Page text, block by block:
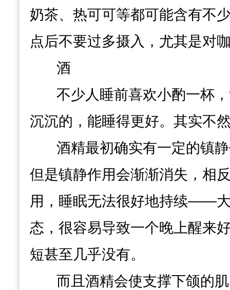
奶茶、热可可等都可能含有不
点后不要过多摄入，尤其是对
酒
不少人睡前喜欢小酌一杯
沉沉的，能睡得更好。其实不
酒精最初确实有一定的镇
但是镇静作用会渐渐消失，相
用， 睡眠无法很好地持续——
态，很容易导致一个晚上醒来
短甚至几乎没有。
而且酒精会使支撑下颌的